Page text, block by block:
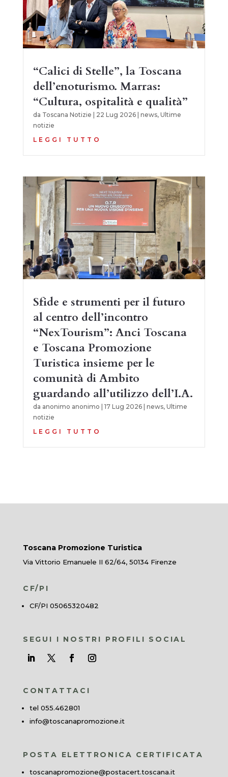
“Calici di Stelle”, la Toscana
dell’enoturismo. Marras:
“Cultura, ospitalità e qualità”
da Toscana Notizie 22 Lug 2026| news, Ultime
notizie
LEGGI TUTTO
Sfide e strumenti per il futuro
al centro dell’incontro
“NexTourism”: Anci Toscana
e Toscana Promozione
Turistica insieme per le
comunità di Ambito
guardando all’utilizzo dell’I.A.
da anonimo anonimo 17 Lug 2026| news, Ultime
notizie
LEGGI TUTTO
Toscana Promozione Turistica
Via Vittorio Emanuele II 62/64, 50134 Firenze
CF/PI
CF/PI 05065320482
SEGUI I NOSTRI PROFILI SOCIAL
CONTATTACI
tel 055.462801
info@toscanapromozione.it
POSTA ELETTRONICA CERTIFICATA
toscanapromozione@postacert.toscana.it